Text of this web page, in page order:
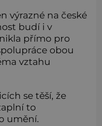
výrazné na české
budí i v
přímo pro
obou
vztahu
se těší, že
to
umění.